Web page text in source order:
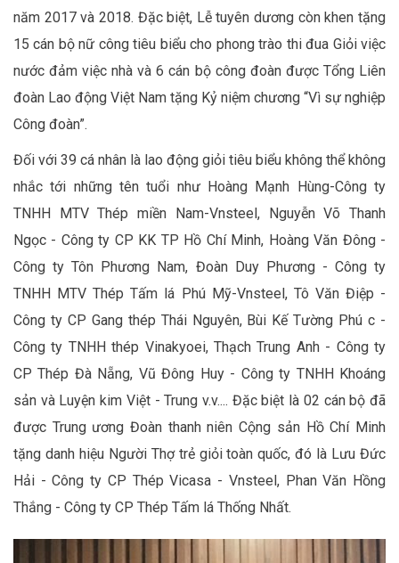
năm 2017 và 2018. Đặc biệt, Lễ tuyên dương còn khen tặng
15 cán bộ nữ công tiêu biểu cho phong trào thi đua Giỏi việc
nước đảm việc nhà và 6 cán bộ công đoàn được Tổng Liên
đoàn Lao động Việt Nam tặng Kỷ niệm chương “Vì sự nghiệp
Công đoàn”.
Đối với 39 cá nhân là lao động giỏi tiêu biểu không thể không
nhắc tới những tên tuổi như Hoàng Mạnh Hùng-Công ty
TNHH MTV Thép miền Nam-Vnsteel, Nguyễn Võ Thanh
Ngọc - Công ty CP KK TP Hồ Chí Minh, Hoàng Văn Đông -
Công ty Tôn Phương Nam, Đoàn Duy Phương - Công ty
TNHH MTV Thép Tấm lá Phú Mỹ-Vnsteel, Tô Văn Điệp -
Công ty CP Gang thép Thái Nguyên, Bùi Kế Tường Phú c -
Công ty TNHH thép Vinakyoei, Thạch Trung Anh - Công ty
CP Thép Đà Nẵng, Vũ Đông Huy - Công ty TNHH Khoáng
sản và Luyện kim Việt - Trung v.v.... Đặc biệt là 02 cán bộ đã
được Trung ương Đoàn thanh niên Cộng sản Hồ Chí Minh
tặng danh hiệu Người Thợ trẻ giỏi toàn quốc, đó là Lưu Đức
Hải - Công ty CP Thép Vicasa - Vnsteel, Phan Văn Hồng
Thắng - Công ty CP Thép Tấm lá Thống Nhất.